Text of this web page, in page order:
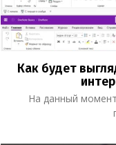
Как будет
На данный момент Microsoft поддерживает 2 модели